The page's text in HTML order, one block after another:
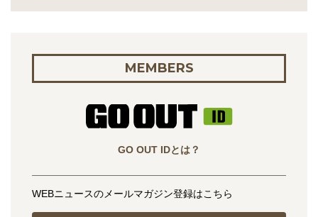
MEMBERS
GO OUT IDとは？
WEBニュースのメールマガジン登録はこちら